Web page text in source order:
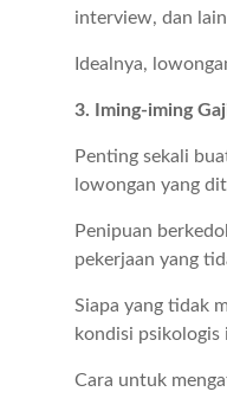
interview, dan
Idealnya,
3. Iming-iming
Penting sekali
lowongan yang
Penipuan
pekerjaan yang
Siapa yang tidak
kondisi
Cara untuk